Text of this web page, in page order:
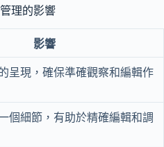
理的影響
影響
呈現，確保準確觀察和編輯作
個細節，有助於精確編輯和調